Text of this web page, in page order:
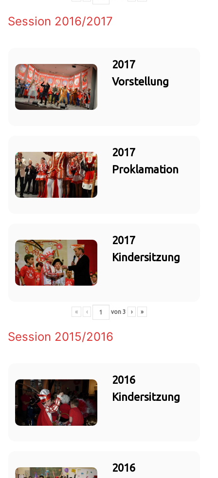
Session 2016/2017
2017
Vorstellung
2017
Proklamation
2017
Kindersitzung
« ‹ von 3 › »
Session 2015/2016
2016
Kindersitzung
2016